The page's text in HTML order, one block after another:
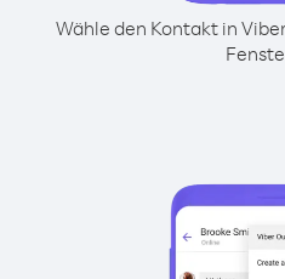
Wähle den Kontakt in